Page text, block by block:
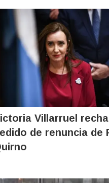
Villarruel
de renuncia de